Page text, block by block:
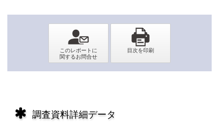
調査資料詳細データ